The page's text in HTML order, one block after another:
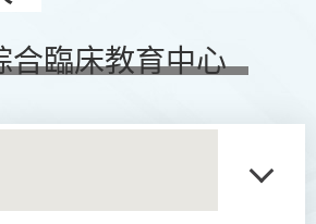
合臨床教育中心